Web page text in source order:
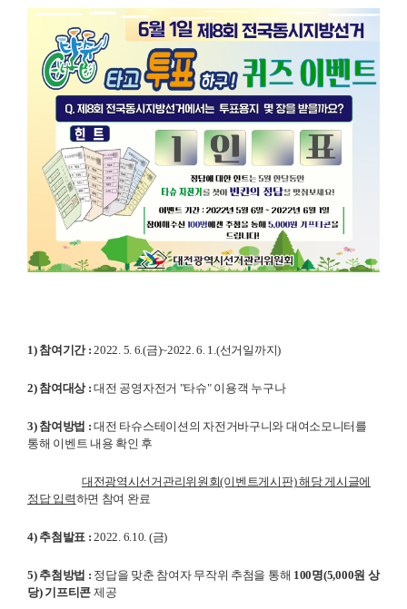
1) 참여기간 : 2022. 5. 6.(금)~2022. 6. 1.(선거일까지)
2) 참여대상 : 대전 공영자전거 "타슈" 이용객 누구나
3) 참여방법 : 대전 타슈스테이션의 자전거바구니와 대여소모니터를
통해 이벤트 내용 확인 후
대전광역시선거관리위원회(이벤트게시판) 해당 게시글에
정답 입력하면 참여 완료
4) 추첨발표 : 2022. 6.10. (금)
5) 추첨방법 : 정답을 맞춘 참여자 무작위 추첨을 통해 100명(5,000원 상
당) 기프티콘 제 공